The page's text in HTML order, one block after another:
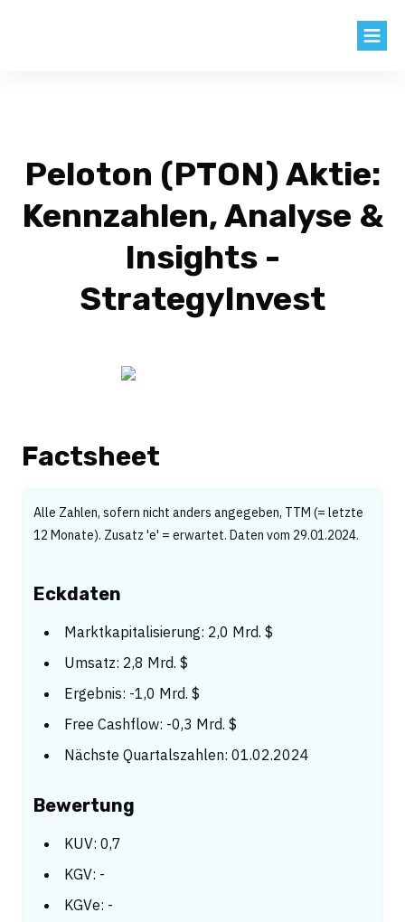
KNOW HOW
KENNZAHLEN
Peloton (PTON) Aktie:
Kennzahlen, Analyse &
Insights -
StrategyInvest
Factsheet
Alle Zahlen, sofern nicht anders angegeben, TTM (= letzte
12 Monate). Zusatz 'e' = erwartet. Daten vom 29.01.2024.
Eckdaten
Marktkapitalisierung: 2,0 Mrd. $
Umsatz: 2,8 Mrd. $
Ergebnis: -1,0 Mrd. $
Free Cashflow: -0,3 Mrd. $
Nächste Quartalszahlen: 01.02.2024
Bewertung
KUV: 0,7
KGV: -
KGVe: -